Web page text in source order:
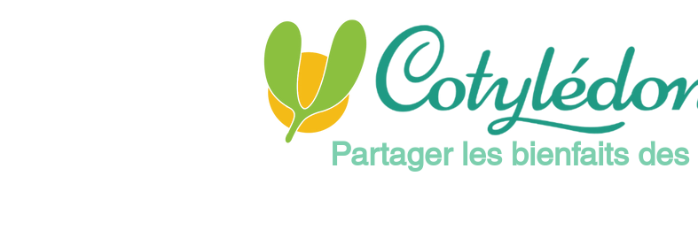
Partager les bienfaits